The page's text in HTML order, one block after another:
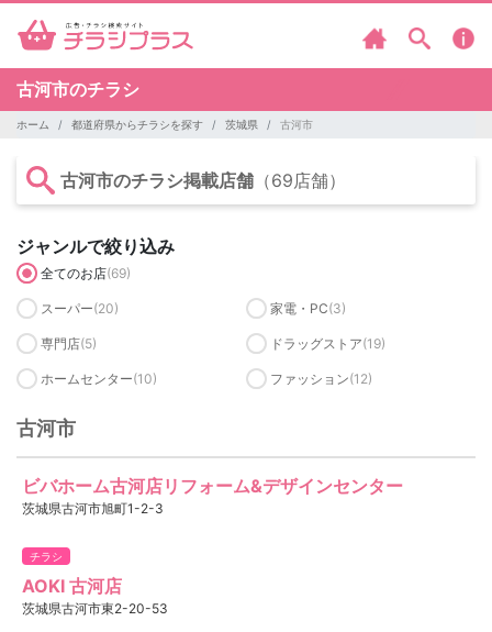
古河市のチラシ
ホーム 都道府県からチラシを探す 茨城県 古河市
古河市のチラシ掲載店舗 （69店舗）
ジャンルで絞り込み
全てのお店(69)
スーパー(20) 家電・PC(3)
専門店(5) ドラッグストア(19)
ホームセンター(10) ファッション(12)
古河市
ビバホーム古河店リフォーム&デザインセンター
茨城県古河市旭町1-2-3
チラシ
AOKI 古河店
茨城県古河市東2-20-53